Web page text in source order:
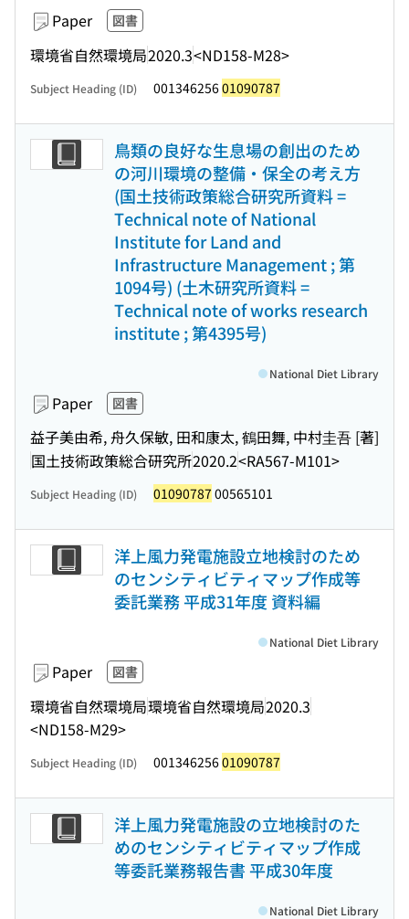
Paper 図書
環境省自然環境局2020.3<ND158-M28>
Subject Heading (ID) 00134625601090787
鳥類の良好な生息場の創出のため
の河川環境の整備・保全の考え方
(国土技術政策総合研究所資料 =
Technical note of National
Institute for Land and
Infrastructure Management ; 第
1094号) (土木研究所資料 =
Technical note of works research
institute ; 第4395号)
Paper 図書
益子美由希, 舟久保敏, 田和康太, 鶴田舞, 中村圭吾 [著]
国土技術政策総合研究所2020.2<RA567-M101>
National Diet Library
Subject Heading (ID) 01090787 00565101
洋上風力発電施設立地検討のため
のセンシティビティマップ作成等
委託業務 平成31年度 資料編
Paper 図書
環境省自然環境局環境省自然環境局2020.3
<ND158-M29>
National Diet Library
Subject Heading (ID) 00134625601090787
洋上風力発電施設の立地検討のた
めのセンシティビティマップ作成
等委託業務報告書 平成30年度
National Diet Library